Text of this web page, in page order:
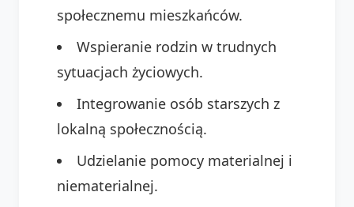
społecznemu mieszkańców.
Wspieranie rodzin w trudnych
sytuacjach życiowych.
Integrowanie osób starszych z
lokalną społecznością.
Udzielanie pomocy materialnej i
niematerialnej.